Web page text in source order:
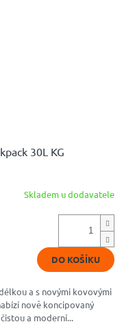
30L KG
Skladem u dodavatele
DO KOŠÍKU
a s novými kovovými
nově koncipovaný
čistou a moderní...